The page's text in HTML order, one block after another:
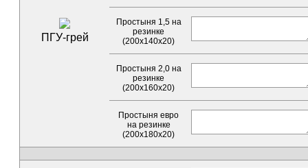
ПГУ-грей
Простыня 1,5 на
резинке
(200х140х20)
Простыня 2,0 на
резинке
(200х160х20)
Простыня евро
на резинке
(200х180х20)